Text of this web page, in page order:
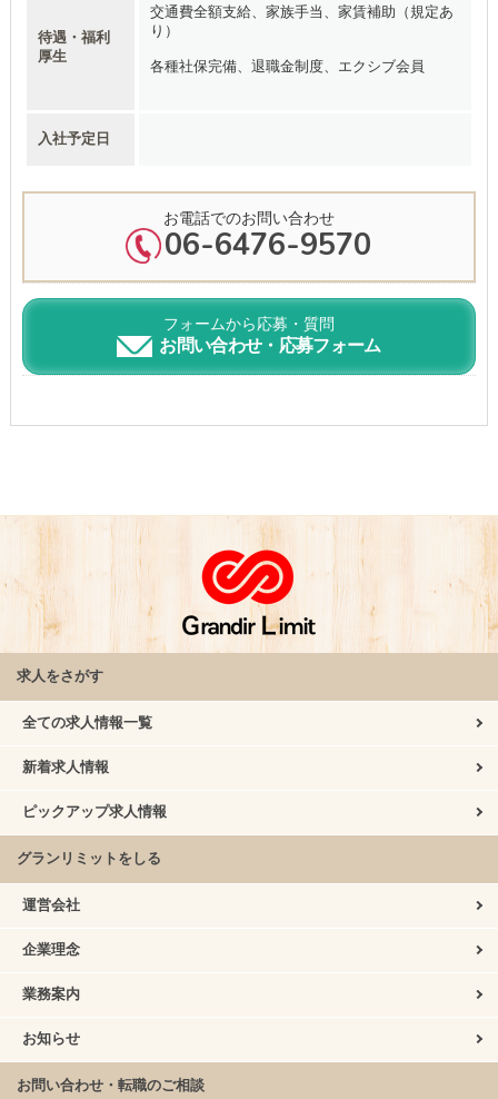
待遇・福利
厚生
交通費全額支給、家族手当、家賃補助（規定あ
り）
各種社保完備、退職金制度、エクシブ会員
入社予定日
お電話でのお問い合わせ
06-6476-9570
フォームから応募・質問
お問い合わせ・応募フォーム
求人をさがす
全ての求人情報一覧
新着求人情報
ピックアップ求人情報
グランリミットをしる
運営会社
企業理念
業務案内
お知らせ
お問い合わせ・転職のご相談